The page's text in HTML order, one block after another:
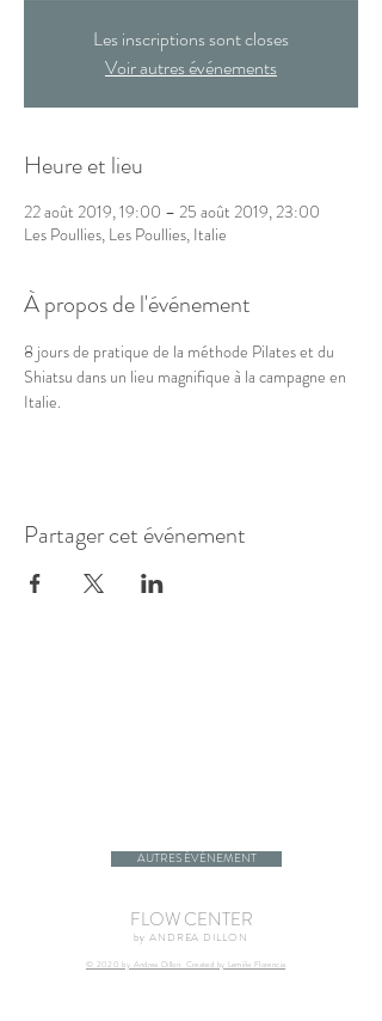
Les inscriptions sont closes
Voir autres événements
Heure et lieu
22 août 2019, 19:00 – 25 août 2019, 23:00
Les Poullies, Les Poullies, Italie
À propos de l'événement
8 jours de pratique de la méthode Pilates et du
Shiatsu dans un lieu magnifique à la campagne en
Italie.
Partager cet événement
AUTRES ÉVÉNEMENT
FLOW CENTER
by ANDREA DILLON
© 2020 by Andrea Dillon. Created by Lemiña Florencia